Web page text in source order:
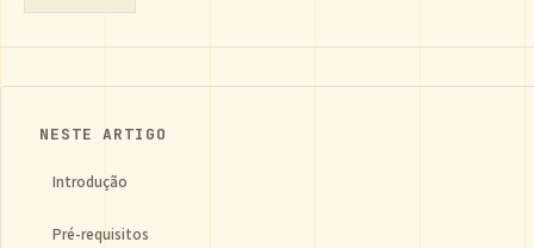
NESTE ARTIGO
Introdução
Pré-requisitos